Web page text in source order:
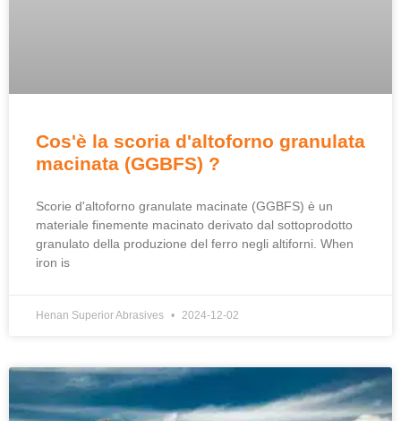
Cos'è la scoria d'altoforno granulata
macinata (GGBFS) ?
Scorie d'altoforno granulate macinate (GGBFS) è un
materiale finemente macinato derivato dal sottoprodotto
granulato della produzione del ferro negli altiforni. When
iron is
Henan Superior Abrasives 2024-12-02